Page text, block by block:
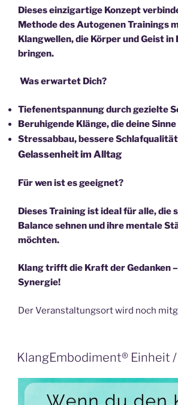
Dieses einzigartige Konzept
Methode des Autogenen Trainings
Klangwellen,die Körper und Geist in
bringen.
Was erwartet Dich?
Tiefenentspannung durch gezielte
Beruhigende Klänge, die deine
Stressabbau, bessere
Gelassenheit im Alltag
Für wen ist es geeignet?
Dieses Training ist ideal für alle, die
Balance sehnen und ihre mentale
möchten.
Klang trifft die Kraft der Gedanken
Synergie!
Der Veranstaltungsort wird noch
KlangEmbodiment® Einheit